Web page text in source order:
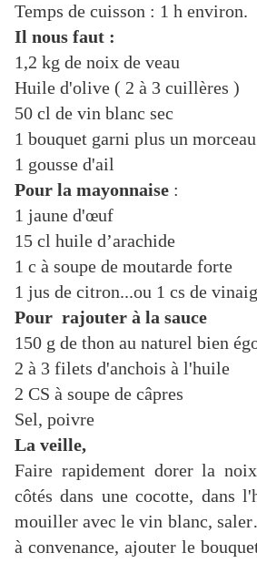
Temps de cuisson : 1 h environ.
Il nous faut :
1,2 kg de noix de veau
Huile d'olive ( 2 à 3 cuillères )
50 cl de vin blanc sec
1 bouquet garni plus un
1 gousse d'ail
Pour la mayonnaise :
1 jaune d'œuf
15 cl huile d’arachide
1 c à soupe de moutarde forte
1 jus de citron...ou 1 cs de
Pour rajouter à la sauce
150 g de thon au naturel bien
2 à 3 filets d'anchois à l'huile
2 CS à soupe de câpres
Sel, poivre
La veille,
Faire rapidement dorer la
côtés dans une cocotte, dans
mouiller avec le vin blanc,
à convenance, ajouter le